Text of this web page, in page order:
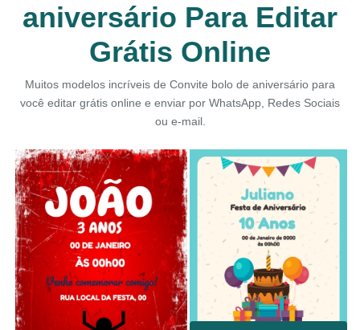
aniversário Para Editar
Grátis Online
Muitos modelos incríveis de Convite bolo de aniversário para
você editar grátis online e enviar por WhatsApp, Redes Sociais
ou e-mail.